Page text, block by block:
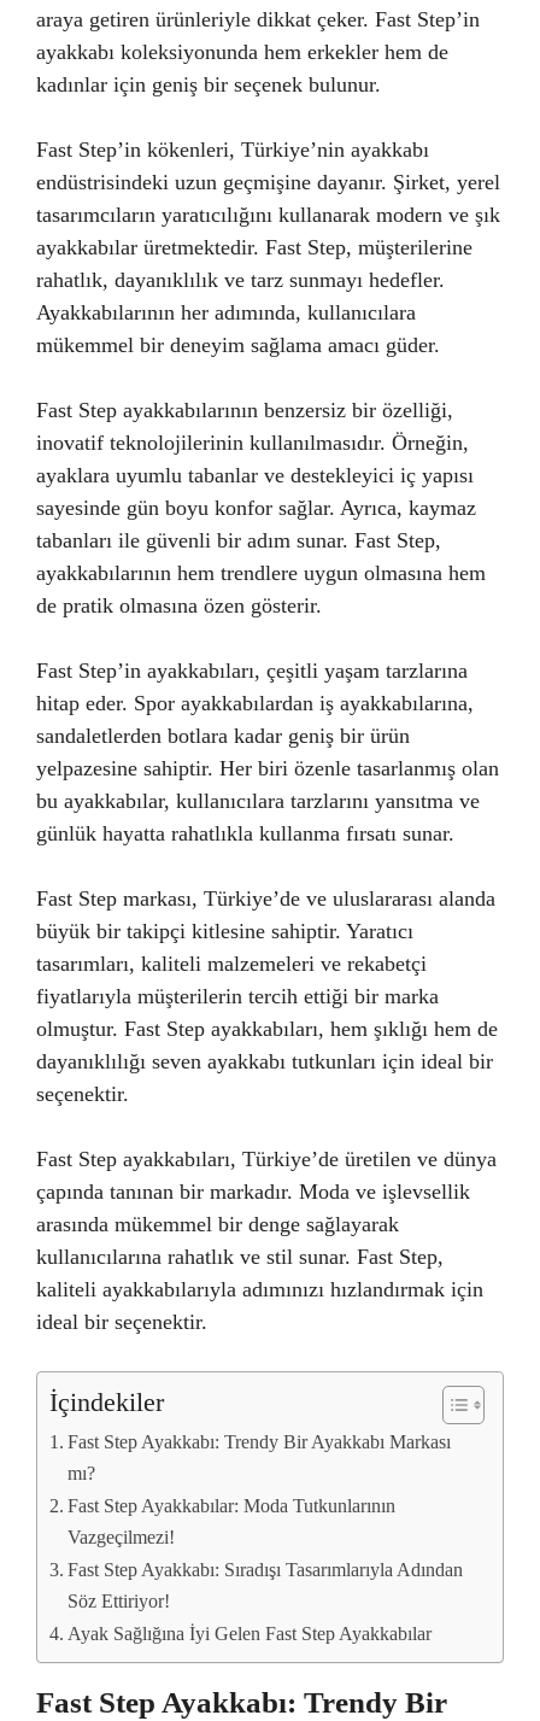
araya getiren ürünleriyle dikkat çeker. Fast Step’in
ayakkabı koleksiyonunda hem erkekler hem de
kadınlar için geniş bir seçenek bulunur.
Fast Step’in kökenleri, Türkiye’nin ayakkabı
endüstrisindeki uzun geçmişine dayanır. Şirket, yerel
tasarımcıların yaratıcılığını kullanarak modern ve şık
ayakkabılar üretmektedir. Fast Step, müşterilerine
rahatlık, dayanıklılık ve tarz sunmayı hedefler.
Ayakkabılarının her adımında, kullanıcılara
mükemmel bir deneyim sağlama amacı güder.
Fast Step ayakkabılarının benzersiz bir özelliği,
inovatif teknolojilerinin kullanılmasıdır. Örneğin,
ayaklara uyumlu tabanlar ve destekleyici iç yapısı
sayesinde gün boyu konfor sağlar. Ayrıca, kaymaz
tabanları ile güvenli bir adım sunar. Fast Step,
ayakkabılarının hem trendlere uygun olmasına hem
de pratik olmasına özen gösterir.
Fast Step’in ayakkabıları, çeşitli yaşam tarzlarına
hitap eder. Spor ayakkabılardan iş ayakkabılarına,
sandaletlerden botlara kadar geniş bir ürün
yelpazesine sahiptir. Her biri özenle tasarlanmış olan
bu ayakkabılar, kullanıcılara tarzlarını yansıtma ve
günlük hayatta rahatlıkla kullanma fırsatı sunar.
Fast Step markası, Türkiye’de ve uluslararası alanda
büyük bir takipçi kitlesine sahiptir. Yaratıcı
tasarımları, kaliteli malzemeleri ve rekabetçi
fiyatlarıyla müşterilerin tercih ettiği bir marka
olmuştur. Fast Step ayakkabıları, hem şıklığı hem de
dayanıklılığı seven ayakkabı tutkunları için ideal bir
seçenektir.
Fast Step ayakkabıları, Türkiye’de üretilen ve dünya
çapında tanınan bir markadır. Moda ve işlevsellik
arasında mükemmel bir denge sağlayarak
kullanıcılarına rahatlık ve stil sunar. Fast Step,
kaliteli ayakkabılarıyla adımınızı hızlandırmak için
ideal bir seçenektir.
İçindekiler
Fast Step Ayakkabı: Trendy Bir Ayakkabı Markası
mı?
Fast Step Ayakkabılar: Moda Tutkunlarının
Vazgeçilmezi!
Fast Step Ayakkabı: Sıradışı Tasarımlarıyla Adından
Söz Ettiriyor!
Ayak Sağlığına İyi Gelen Fast Step Ayakkabılar
Fast Step Ayakkabı: Trendy Bir